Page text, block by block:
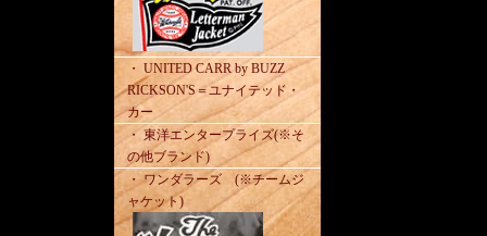
・ UNITED CARR by BUZZ
RICKSON'S＝ユナイテッド・
カー
・ 東洋エンタープライズ(※そ
の他ブランド)
・ ワンダラーズ (※チームジ
ャケット)